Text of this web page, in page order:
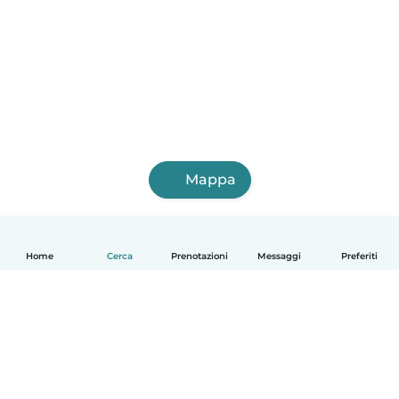
Home Cerca Prenotazioni Messaggi Preferiti
Mappa